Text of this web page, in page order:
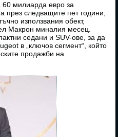
60 милиарда евро за
през следващите пет години,
използвания обект,
Макрон миналия месец.
седани и SUV-ове, за да
в „ключов сегмент“, който
продажби на